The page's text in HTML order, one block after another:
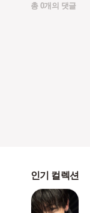
총 0개의 댓글
인기 컬렉션